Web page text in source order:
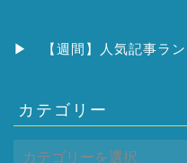
ブ
▶ 【週間】人気記事ラ
カテゴリー